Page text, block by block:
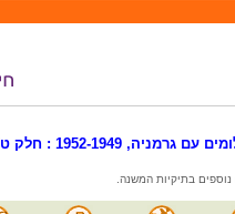
1952-1949 : חלק ט'